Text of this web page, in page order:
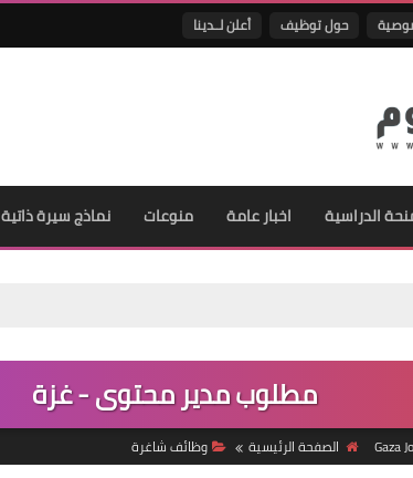
حول توظيف أعلن لــدينا
الدراسية اخبار عامة منوعات نماذج سيرة ذاتية
مطلوب مدير محتوى - غزة
Gaza الصفحة الرئيسية وظائف شاغرة